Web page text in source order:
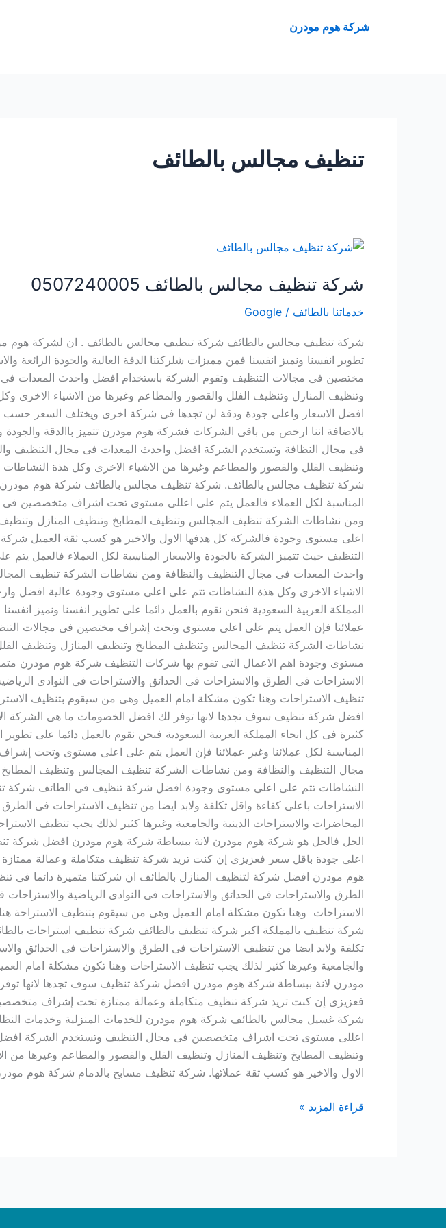
شركة هوم مودرن
تنظيف مجالس بالطائف
شركة تنظيف مجالس بالطائف 0507240005
خدماتنا بالطائف /
Google
شركة تنظيف مجالس بالطائف شركة تنظيف مجالس بالطائف . ان لشركة هوم
تطوير انفسنا ونميز انفسنا فمن مميزات شلركتنا الدقة العالية والجودة
مختصين فى مجالات التنظيف وتقوم الشركة باستخدام افضل واحدث المعدات
وتنظيف المنازل وتنظيف الفلل والقصور والمطاعم وغيرها من الاشياء
افضل الاسعار واعلى جودة ودقة لن تجدها فى شركة اخرى ويختلف السعر حسب
بالاضافة اننا ارخص من باقى الشركات فشركة هوم مودرن تتميز باالدقة
فى مجال النظافة وتستخدم الشركة افضل واحدث المعدات فى مجال التنظيف
وتنظيف الفلل والقصور والمطاعم وغيرها من الاشياء الاخرى وكل هذة
شركة تنظيف مجالس بالطائف. شركة تنظيف مجالس بالطائف شركة هوم مودرن
المناسبة لكل العملاء فالعمل يتم على اعللى مستوى تحت اشراف متخصصين
ومن نشاطات الشركة تنظيف المجالس وتنظيف المطابخ وتنظيف المنازل
اعلى مستوى وجودة فالشركة كل هدفها الاول والاخير هو كسب ثقة العميل
التنظيف حيث تتميز الشركة بالجودة والاسعار المناسبة لكل العملاء
واحدث المعدات فى مجال التنظيف والنظافة ومن نشاطات الشركة تنظيف
الاشياء الاخرى وكل هذة النشاطات تتم على اعلى مستوى وجودة عالية
المملكة العربية السعودية فنحن نقوم بالعمل دائما على تطوير انفسنا ونميز
عملائنا فإن العمل يتم على اعلى مستوى وتحت إشراف مختصين فى مجالات
نشاطات الشركة تنظيف المجالس وتنظيف المطابخ وتنظيف المنازل وتنظيف
مستوى وجودة اهم الاعمال التى تقوم بها شركات التنظيف شركة هوم مودرن
الاستراحات فى الطرق والاستراحات فى الحدائق والاستراحات فى النوادى
تنظيف الاستراحات وهنا تكون مشكلة امام العميل وهى من سيقوم بتنظيف
افضل شركة تنظيف سوف تجدها لانها توفر لك افضل الخصومات ما هى
كثيرة فى كل انحاء المملكة العربية السعودية فنحن نقوم بالعمل دائما على تطوير
المناسبة لكل عملائنا وغير عملائنا فإن العمل يتم على اعلى مستوى وتحت
مجال التنظيف والنظافة ومن نشاطات الشركة تنظيف المجالس وتنظيف المطابخ
النشاطات تتم على اعلى مستوى وجودة افضل شركة تنظيف فى الطائف شركة
الاستراحات باعلى كفاءة واقل تكلفة ولابد ايضا من تنظيف الاستراحات فى
المحاضرات والاستراحات الدينية والجامعية وغيرها كثير لذلك يجب تنظيف
الحل فالحل هو شركة هوم مودرن لانة ببساطة شركة هوم مودرن افضل شركة
اعلى جودة باقل سعر فعزيزى إن كنت تريد شركة تنظيف متكاملة وعمالة
هوم مودرن افضل شركة لتنظيف المنازل بالطائف ان شركتنا متميزة دائما فى
الطرق والاستراحات فى الحدائق والاستراحات فى النوادى الرياضية
الاستراحات وهنا تكون مشكلة امام العميل وهى من سيقوم بتنظيف
شركة تنظيف بالمملكة اكبر شركة تنظيف بالطائف شركة تنظيف استراحات
تكلفة ولابد ايضا من تنظيف الاستراحات فى الطرق والاستراحات فى الحدائق
والجامعية وغيرها كثير لذلك يجب تنظيف الاستراحات وهنا تكون مشكلة امام
مودرن لانة ببساطة شركة هوم مودرن افضل شركة تنظيف سوف تجدها لانها
فعزيزى إن كنت تريد شركة تنظيف متكاملة وعمالة ممتازة تحت إشراف
شركة غسيل مجالس بالطائف شركة هوم مودرن للخدمات المنزلية وخدمات
اعللى مستوى تحت اشراف متخصصين فى مجال التنظيف وتستخدم الشركة
وتنظيف المطابخ وتنظيف المنازل وتنظيف الفلل والقصور والمطاعم وغيرها
الاول والاخير هو كسب ثقة عملائها. شركة تنظيف مسابح بالدمام شركة هوم
شركة
مجالس
بالطائف
0507240005
قراءة المزيد »